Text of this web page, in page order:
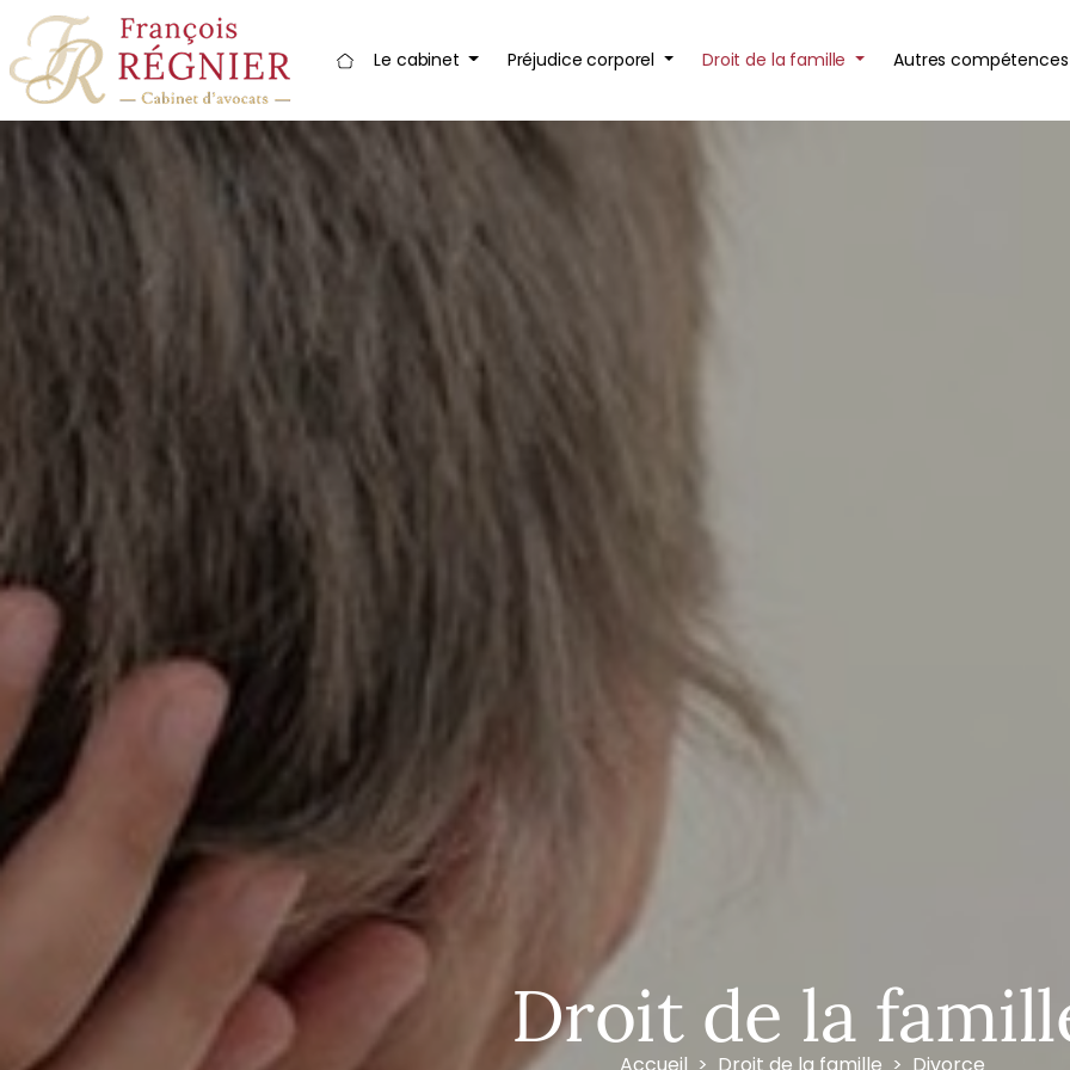
Le cabinet Préjudice corporel Droit de la famille Autres
Droit de la
Accueil Droit de la famille Divorce
Panneau de gestion des cookies